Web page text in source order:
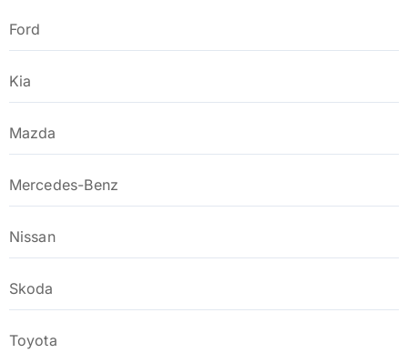
Ford
Kia
Mazda
Mercedes-Benz
Nissan
Skoda
Toyota